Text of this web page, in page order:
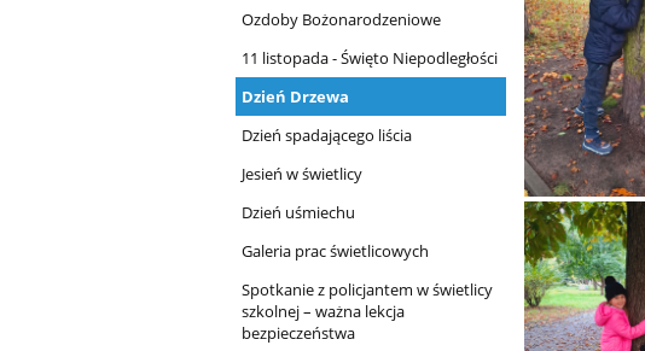
Ozdoby Bożonarodzeniowe
11 listopada - Święto Niepodległości
Dzień Drzewa
Dzień spadającego liścia
Jesień w świetlicy
Dzień uśmiechu
Galeria prac świetlicowych
Spotkanie z policjantem w świetlicy
szkolnej – ważna lekcja
bezpieczeństwa